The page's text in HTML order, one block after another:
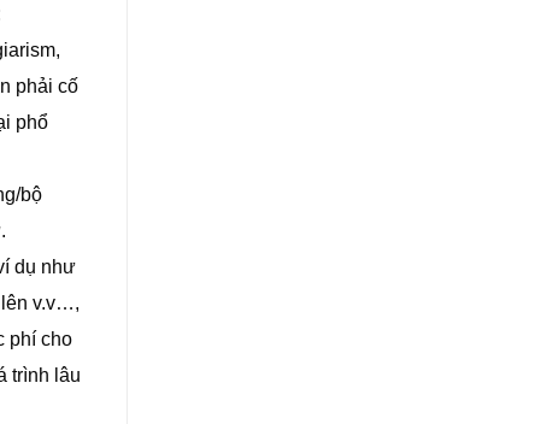
phải cố
phổ
bộ
dụ như
lên v.v…,
phí cho
trình lâu